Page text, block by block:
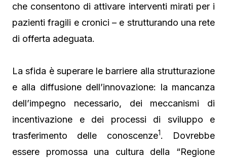
che consentono di attivare interventi mirati per i
pazienti fragili e cronici – e strutturando una rete
di offerta adeguata.
La sfida è superare le barriere alla strutturazione
e alla diffusione dell’innovazione: la mancanza
dell’impegno necessario, dei meccanismi di
incentivazione e dei processi di sviluppo e
trasferimento delle conoscenze1. Dovrebbe
essere promossa una cultura della “Regione